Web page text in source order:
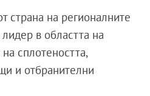
страна на регионалните
в областта на
сплотеността,
и отбранителни